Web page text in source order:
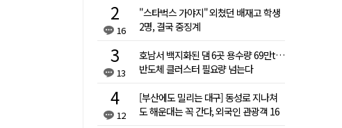
16
"스타벅스 가야지" 외쳤던 배재고 학생
2명, 결국 중징계
13
호남서 백지화된 댐 6곳 용수량 69만t…
반도체 클러스터 필요량 넘는다
12
[부산에도 밀리는 대구] 동성로 지나쳐
도 해운대는 꼭 간다, 외국인 관광객 16